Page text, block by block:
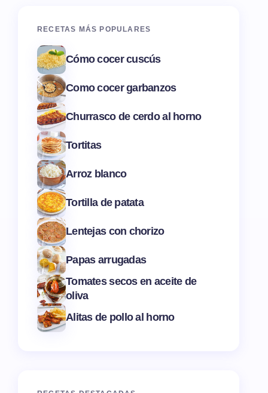
RECETAS MÁS POPULARES
Cómo cocer cuscús
Como cocer garbanzos
Churrasco de cerdo al horno
Tortitas
Arroz blanco
Tortilla de patata
Lentejas con chorizo
Papas arrugadas
Tomates secos en aceite de
oliva
Alitas de pollo al horno